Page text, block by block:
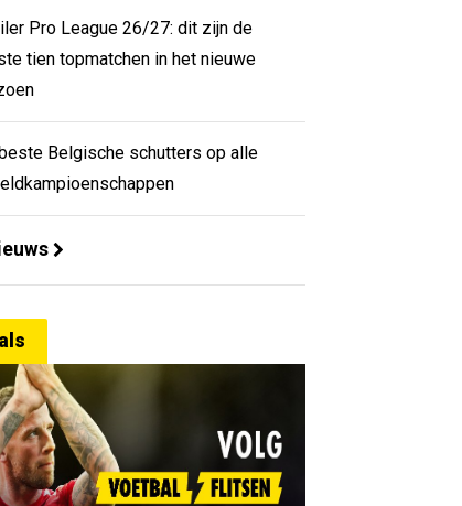
Pro League 26/27: dit zijn de
tien topmatchen in het nieuwe
Belgische schutters op alle